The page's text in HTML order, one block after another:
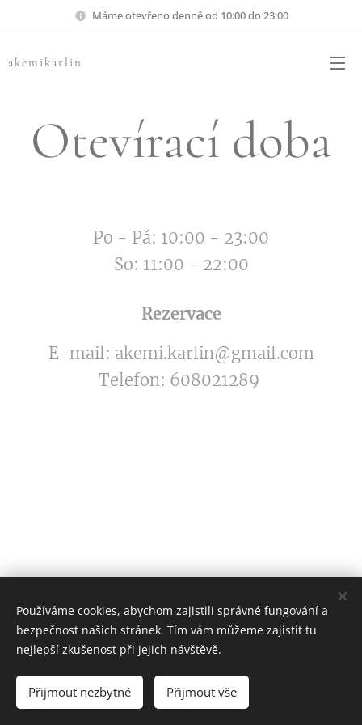
Máme otevřeno denně od 10:00 do 23:00
akemikarlin
Otevírací doba
Po - Pá: 10:00 - 23:00
So: 11:00 - 22:00
Rezervace
E-mail: akemi.karlin@gmail.com
Telefon: 608021289
Cookies
Používáme cookies, abychom zajistili správné fungování a
bezpečnost našich stránek. Tím vám můžeme zajistit tu
nejlepší zkušenost při jejich návštěvě.
Přijmout nezbytné Přijmout vše